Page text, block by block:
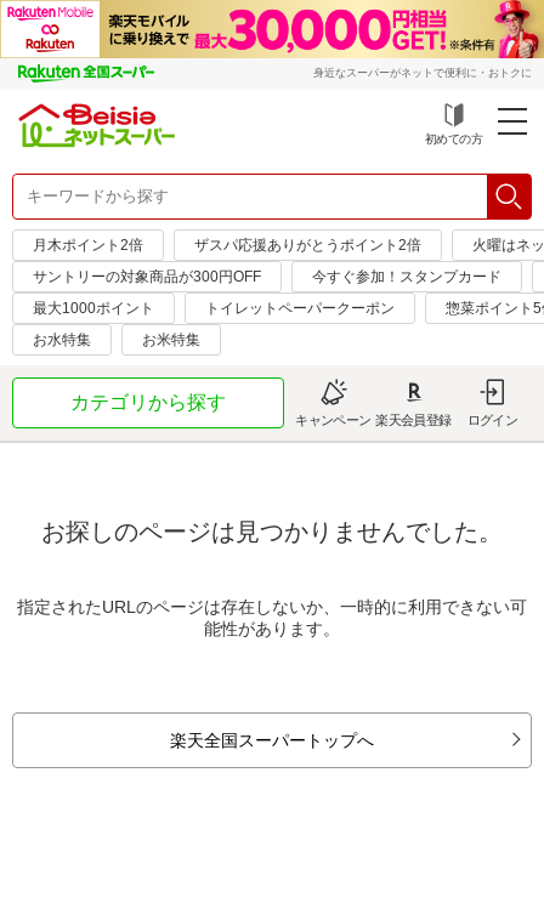
身近なスーパーがネットで便利に・おトクに
初めての方
月木ポイント2倍 ザスパ応援ありがとうポイント2倍
火曜はネ
サントリーの対象商品が300円OFF
今すぐ参加！スタンプカード
最大1000ポイント
トイレットペーパークーポン
惣菜ポイント
お水特集
お米特集
カテゴリから探す
キャンペーン 楽天会員登録 ログイン
お探しのページは見つかりませんでした。
指定されたURLのページは存在しないか、一時的に利用できない可
能性があります。
楽天全国スーパートップへ